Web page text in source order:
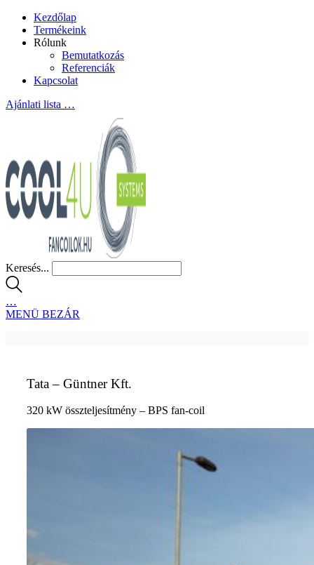
Kezdőlap
Termékeink
Rólunk
Bemutatkozás
Referenciák
Kapcsolat
Ajánlati lista …
Keresés...
…
MENÜ BEZÁR
Tata – Güntner Kft.
320 kW összteljesítmény – BPS fan-coil